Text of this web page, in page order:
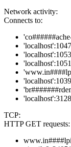
Network activity:
Connects to:
'localhost':1047
'localhost':1053
'localhost':1051
'localhost':1039
'localhost':3128
TCP:
HTTP GET requests: